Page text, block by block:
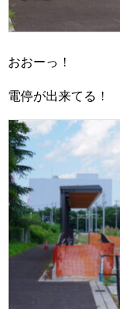
おおーっ！
電停が出来てる！